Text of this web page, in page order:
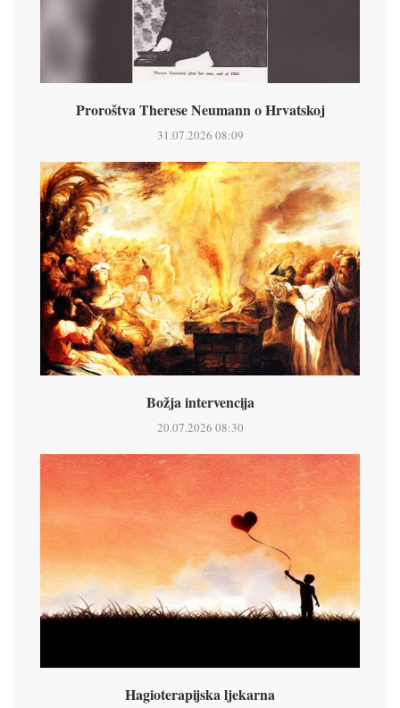
Proroštva Therese Neumann o Hrvatskoj
31.07.2026 08:09
Božja intervencija
20.07.2026 08:30
Hagioterapijska ljekarna